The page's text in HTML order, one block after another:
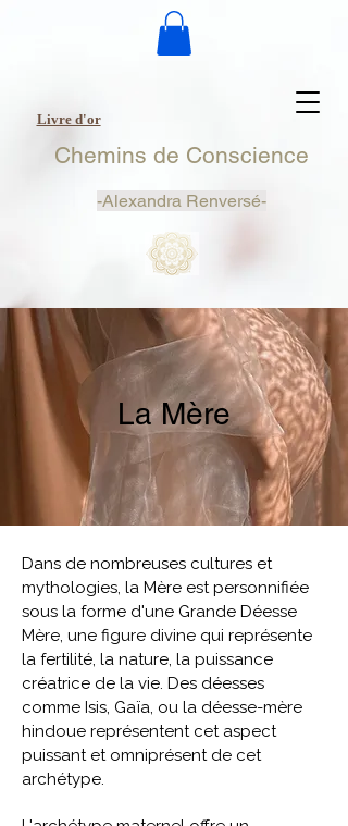
Chemins de Conscience
-Alexandra Renversé-
Livre d'or
La Mère
Dans de nombreuses cultures et
mythologies, la Mère est personnifiée
sous la forme d'une Grande Déesse
Mère, une figure divine qui représente
la fertilité, la nature, la puissance
créatrice de la vie. Des déesses
comme Isis, Gaïa, ou la déesse-mère
hindoue représentent cet aspect
puissant et omniprésent de cet
archétype.